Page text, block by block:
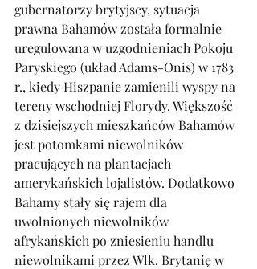
gubernatorzy brytyjscy, sytuacja
prawna Bahamów została formalnie
uregulowana w uzgodnieniach Pokoju
Paryskiego (układ Adams-Onis) w 1783
r., kiedy Hiszpanie zamienili wyspy na
tereny wschodniej Florydy. Większość
z dzisiejszych mieszkańców Bahamów
jest potomkami niewolników
pracujących na plantacjach
amerykańskich lojalistów. Dodatkowo
Bahamy stały się rajem dla
uwolnionych niewolników
afrykańskich po zniesieniu handlu
niewolnikami przez Wlk. Brytanię w